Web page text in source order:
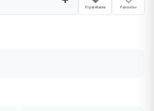
Fiyat Alarmı Favoriler